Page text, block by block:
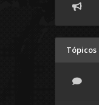
Tópicos